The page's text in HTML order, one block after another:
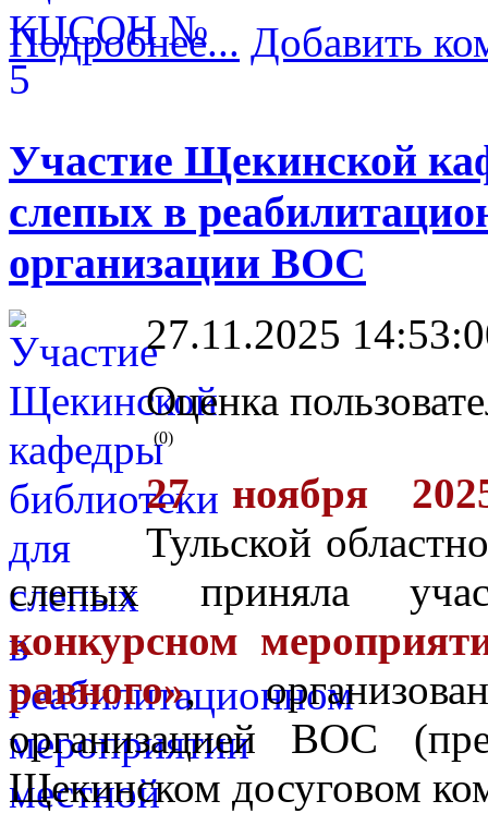
Подробнее... Добавить
Участие Щекинской
слепых в
организации ВОС
27.11.2025
Оценка
(0)
27 ноября
Тульской
слепых приняла
конкурсном
равного»,
организацией ВОС
Щекинском досуговом